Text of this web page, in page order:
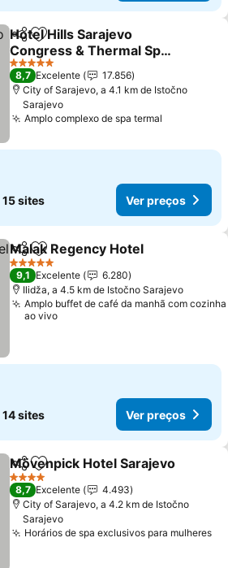
PartilharAdicionar aos favoritos
Hotel Hills Sarajevo
Congress & Thermal Spa
Resort
5 Estrelas
8,7 Excelente
17.856
City of Sarajevo, a 4.1 km de Istočno
Sarajevo
Amplo complexo de spa termal
15 sites Ver preços
PartilharAdicionar aos favoritos
Malak Regency Hotel
5 Estrelas
9,1 Excelente
6.280
Ilidža, a 4.5 km de Istočno Sarajevo
Amplo buffet de café da manhã com cozinha
ao vivo
14 sites Ver preços
PartilharAdicionar aos favoritos
Mövenpick Hotel Sarajevo
4 Estrelas
8,7 Excelente
4.493
City of Sarajevo, a 4.2 km de Istočno
Sarajevo
Horários de spa exclusivos para mulheres